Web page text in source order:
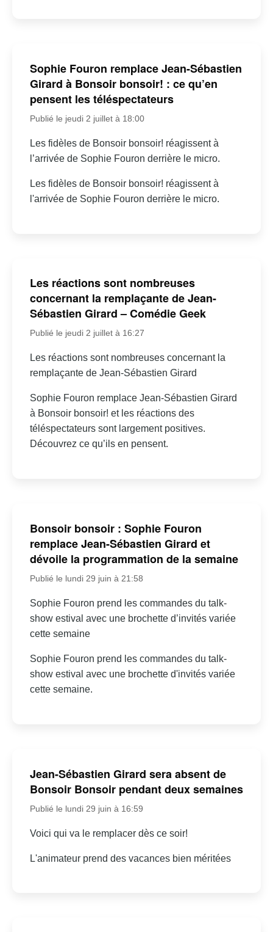
Sophie Fouron remplace Jean-Sébastien
Girard à Bonsoir bonsoir! : ce qu’en
pensent les téléspectateurs
Publié le jeudi 2 juillet à 18:00
Les fidèles de Bonsoir bonsoir! réagissent à
l’arrivée de Sophie Fouron derrière le micro.
Les fidèles de Bonsoir bonsoir! réagissent à
l'arrivée de Sophie Fouron derrière le micro.
Les réactions sont nombreuses
concernant la remplaçante de Jean-
Sébastien Girard – Comédie Geek
Publié le jeudi 2 juillet à 16:27
Les réactions sont nombreuses concernant la
remplaçante de Jean-Sébastien Girard
Sophie Fouron remplace Jean-Sébastien Girard
à Bonsoir bonsoir! et les réactions des
téléspectateurs sont largement positives.
Découvrez ce qu’ils en pensent.
Bonsoir bonsoir : Sophie Fouron
remplace Jean-Sébastien Girard et
dévoile la programmation de la semaine
Publié le lundi 29 juin à 21:58
Sophie Fouron prend les commandes du talk-
show estival avec une brochette d’invités variée
cette semaine
Sophie Fouron prend les commandes du talk-
show estival avec une brochette d'invités variée
cette semaine.
Jean-Sébastien Girard sera absent de
Bonsoir Bonsoir pendant deux semaines
Publié le lundi 29 juin à 16:59
Voici qui va le remplacer dès ce soir!
L'animateur prend des vacances bien méritées